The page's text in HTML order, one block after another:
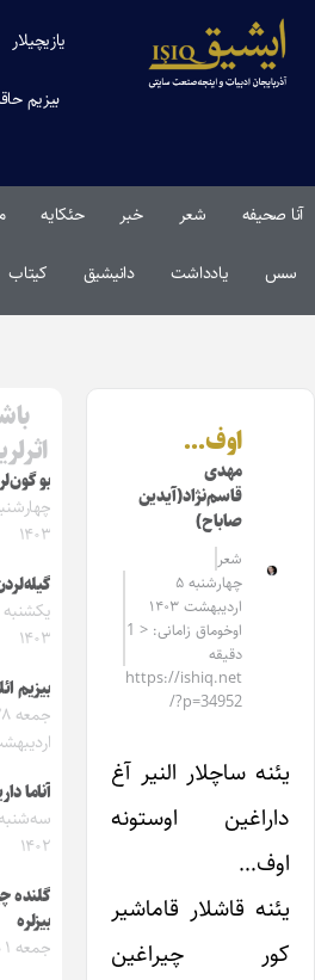
یازیچیلار
بیزیم
آنا صحیفه شعر خبر حئکایه
سس یادداشت دانیشیق کیتاب
اوف…
مهدی
قاسم‌نژاد(آیدین
صاباح)
شعر
چهارشنبه ۵
اردیبهشت ۱۴۰۳
اوخوماق زامانی: < 1
دقیقه
https://ishiq.net
/?p=34952
یئنه ساچلار النیر آغ
داراغین اوستونه
اوف…
یئنه قاشلار قاماشیر
کور چیراغین
بو گون‌لر
۱۴۰۳
۱۴۰۳
بیزیم
اردیبهشت
آناما
۱۴۰۲
گلنده
بیزلره
جمعه ۱ دی ۱۴۰۲